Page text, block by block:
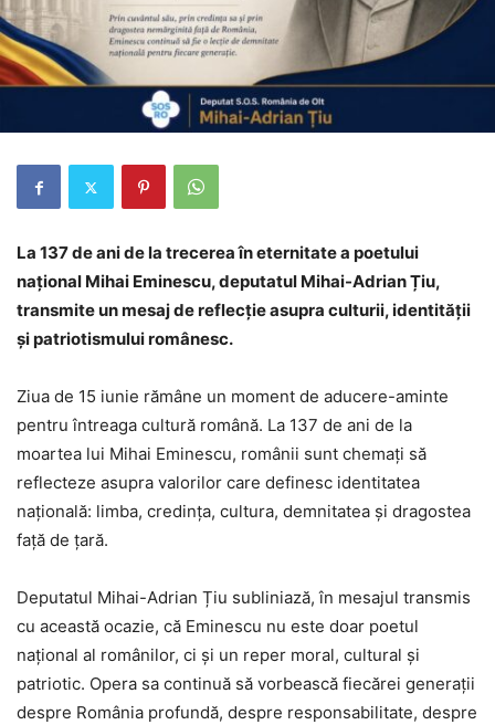
La 137 de ani de la trecerea în eternitate a poetului
național Mihai Eminescu, deputatul Mihai-Adrian Țiu,
transmite un mesaj de reflecție asupra culturii, identității
și patriotismului românesc.
Ziua de 15 iunie rămâne un moment de aducere-aminte
pentru întreaga cultură română. La 137 de ani de la
moartea lui Mihai Eminescu, românii sunt chemați să
reflecteze asupra valorilor care definesc identitatea
națională: limba, credința, cultura, demnitatea și dragostea
față de țară.
Deputatul Mihai-Adrian Țiu subliniază, în mesajul transmis
cu această ocazie, că Eminescu nu este doar poetul
național al românilor, ci și un reper moral, cultural și
patriotic. Opera sa continuă să vorbească fiecărei generații
despre România profundă, despre responsabilitate, despre